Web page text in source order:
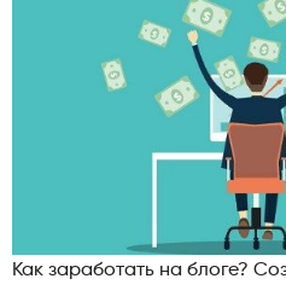
Как заработать на блоге?